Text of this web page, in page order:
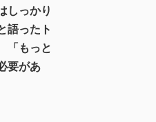
しっかり
語ったト
「もっと
要があ